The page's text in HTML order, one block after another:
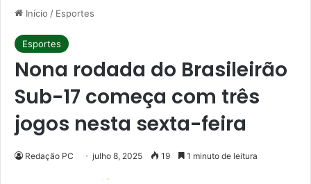
Início / Esportes
Esportes
Nona rodada do Brasileirão
Sub-17 começa com três
jogos nesta sexta-feira
Redação PC julho 8, 2025 19 1 minuto de leitura